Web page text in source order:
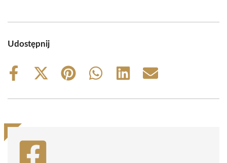
Udostępnij
Share
Share
(Twitter)
Share
Share
Share
Share